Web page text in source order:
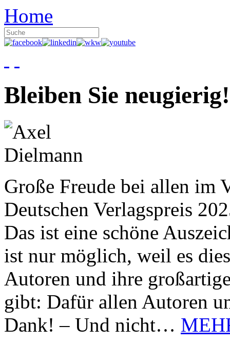
Home
Bleiben Sie neugierig!
Große Freude bei allen im
Deutschen Verlagspreis
Das ist eine schöne
ist nur möglich, weil es
Autoren und ihre
gibt: Dafür allen Autoren
Dank! – Und nicht…